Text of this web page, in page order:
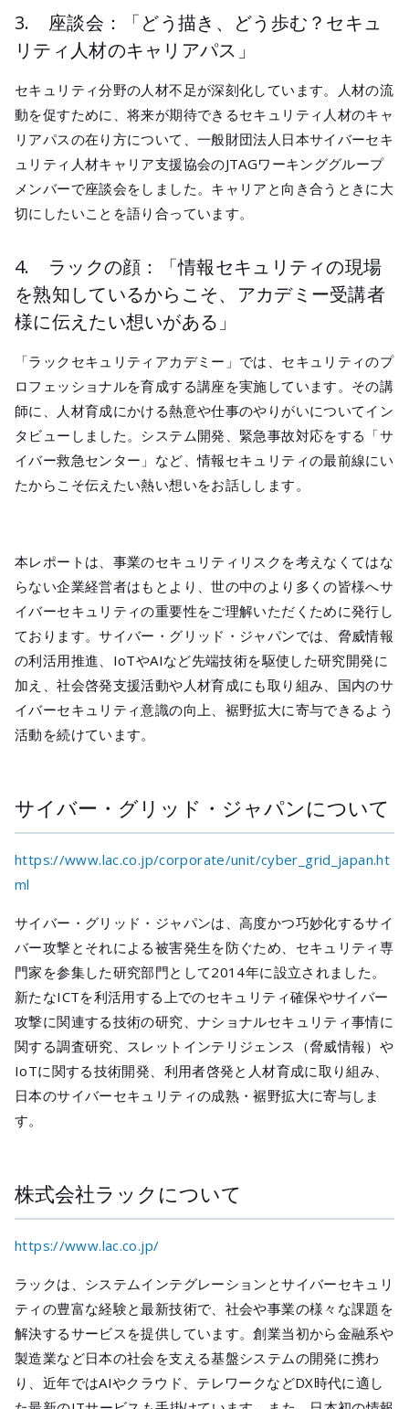
3. 座談会：「どう描き、どう歩む？セキュ
リティ人材のキャリアパス」
セキュリティ分野の人材不足が深刻化しています。人材の流
動を促すために、将来が期待できるセキュリティ人材のキャ
リアパスの在り方について、一般財団法人日本サイバーセキ
ュリティ人材キャリア支援協会のJTAGワーキンググループ
メンバーで座談会をしました。キャリアと向き合うときに大
切にしたいことを語り合っています。
4. ラックの顔：「情報セキュリティの現場
を熟知しているからこそ、アカデミー受講者
様に伝えたい想いがある」
「ラックセキュリティアカデミー」では、セキュリティのプ
ロフェッショナルを育成する講座を実施しています。その講
師に、人材育成にかける熱意や仕事のやりがいについてイン
タビューしました。システム開発、緊急事故対応をする「サ
イバー救急センター」など、情報セキュリティの最前線にい
たからこそ伝えたい熱い想いをお話しします。
本レポートは、事業のセキュリティリスクを考えなくてはな
らない企業経営者はもとより、世の中のより多くの皆様へサ
イバーセキュリティの重要性をご理解いただくために発行し
ております。サイバー・グリッド・ジャパンでは、脅威情報
の利活用推進、IoTやAIなど先端技術を駆使した研究開発に
加え、社会啓発支援活動や人材育成にも取り組み、国内のサ
イバーセキュリティ意識の向上、裾野拡大に寄与できるよう
活動を続けています。
サイバー・グリッド・ジャパンについて
https://www.lac.co.jp/corporate/unit/cyber_grid_japan.ht
ml
サイバー・グリッド・ジャパンは、高度かつ巧妙化するサイ
バー攻撃とそれによる被害発生を防ぐため、セキュリティ専
門家を参集した研究部門として2014年に設立されました。
新たなICTを利活用する上でのセキュリティ確保やサイバー
攻撃に関連する技術の研究、ナショナルセキュリティ事情に
関する調査研究、スレットインテリジェンス（脅威情報）や
IoTに関する技術開発、利用者啓発と人材育成に取り組み、
日本のサイバーセキュリティの成熟・裾野拡大に寄与しま
す。
株式会社ラックについて
https://www.lac.co.jp/
ラックは、システムインテグレーションとサイバーセキュリ
ティの豊富な経験と最新技術で、社会や事業の様々な課題を
解決するサービスを提供しています。創業当初から金融系や
製造業など日本の社会を支える基盤システムの開発に携わ
り、近年ではAIやクラウド、テレワークなどDX時代に適し